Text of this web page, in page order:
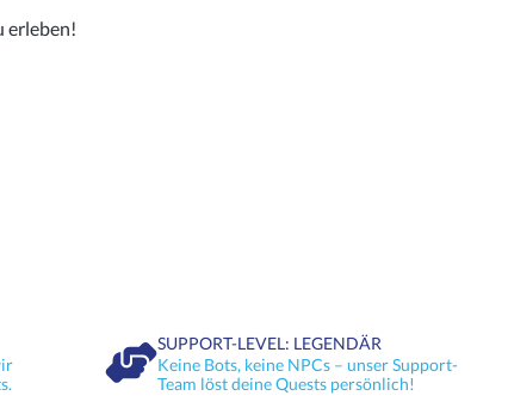
erleben!
SUPPORT-LEVEL: LEGENDÄR
Keine Bots, keine NPCs – unser Support-
Team löst deine Quests persönlich!